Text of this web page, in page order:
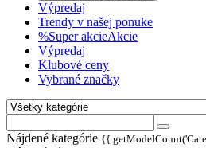
Výpredaj
Trendy v našej ponuke
%Super akcieAkcie
Výpredaj
Klubové ceny
Vybrané značky
Nájdené kategórie {{